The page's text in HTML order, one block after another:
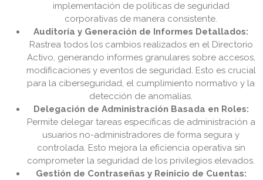
implementación de políticas de seguridad
corporativas de manera consistente.
Auditoría y Generación de Informes Detallados:
Rastrea todos los cambios realizados en el Directorio
Activo, generando informes granulares sobre accesos,
modificaciones y eventos de seguridad. Esto es crucial
para la ciberseguridad, el cumplimiento normativo y la
detección de anomalías.
Delegación de Administración Basada en Roles:
Permite delegar tareas específicas de administración a
usuarios no-administradores de forma segura y
controlada. Esto mejora la eficiencia operativa sin
comprometer la seguridad de los privilegios elevados.
Gestión de Contraseñas y Reinicio de Cuentas: